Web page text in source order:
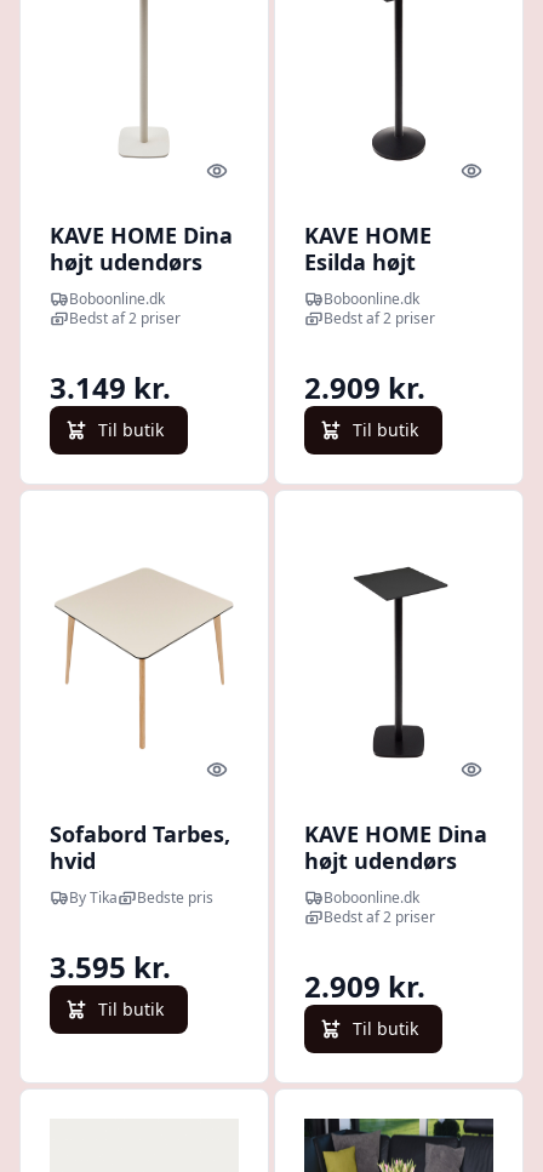
Quick look
KAVE HOME Dina
højt udendørs
barbord, rund -
hvid HPL og hvid
Boboonline.dk
Bedst af 2 priser
3.149 kr.
Til butik
Quick
KAVE HOME
Esilda højt
udendørs
barbord,
metal (60x60x96)
Boboonline.dk
Bedst af 2 priser
2.909 kr.
Til butik
Quick look
Sofabord Tarbes,
hvid
højtrykslaminat
95x95
By Tika Bedste pris
3.595 kr.
Til butik
Quick
KAVE HOME Dina
højt udendørs
barbord,
kvadratisk - sort
Boboonline.dk
Bedst af 2 priser
2.909 kr.
Til butik